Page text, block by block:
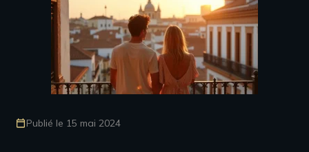
Publié le 15 mai 2024